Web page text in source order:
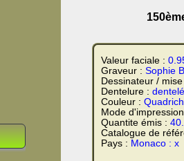
Valeur faciale :
Graveur : Sophie
Dessinateur /
Dentelure : dentelé
Couleur :
Mode
Quantite émis :
Catalogue de
Pays : Monaco : x